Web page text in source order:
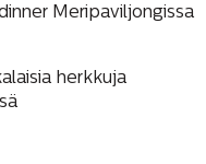
Meripaviljongissa
herkkuja